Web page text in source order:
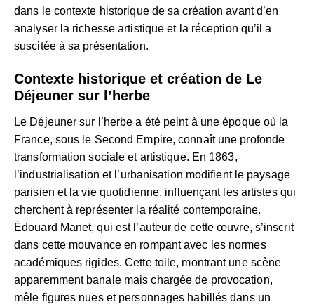
dans le contexte historique de sa création avant d’en
analyser la richesse artistique et la réception qu’il a
suscitée à sa présentation.
Contexte historique et création de Le
Déjeuner sur l’herbe
Le Déjeuner sur l’herbe a été peint à une époque où la
France, sous le Second Empire, connaît une profonde
transformation sociale et artistique. En 1863,
l’industrialisation et l’urbanisation modifient le paysage
parisien et la vie quotidienne, influençant les artistes qui
cherchent à représenter la réalité contemporaine.
Édouard Manet, qui est l’auteur de cette œuvre, s’inscrit
dans cette mouvance en rompant avec les normes
académiques rigides. Cette toile, montrant une scène
apparemment banale mais chargée de provocation,
mêle figures nues et personnages habillés dans un